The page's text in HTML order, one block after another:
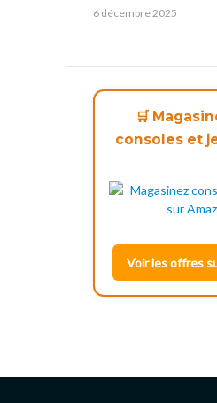
6 décembre 2025
🛒
consoles et
Voir les offres